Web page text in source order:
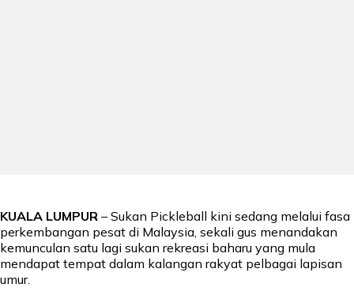
KUALA LUMPUR – Sukan Pickleball kini sedang melalui fasa
perkembangan pesat di Malaysia, sekali gus menandakan
kemunculan satu lagi sukan rekreasi baharu yang mula
mendapat tempat dalam kalangan rakyat pelbagai lapisan
umur.